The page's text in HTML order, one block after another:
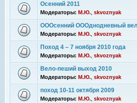
Осенний 2011
Модераторы: М.Ю. skvoznyak
ОООсенний ОООднодневный
Модераторы: М.Ю. skvoznyak
Поход 4 – 7 ноября 2010 года
Модераторы: М.Ю. skvoznyak
Вело-пеший выход 2010
Модераторы: М.Ю. skvoznyak
поход 10-11 октября 2009
Модераторы: М.Ю. skvoznyak